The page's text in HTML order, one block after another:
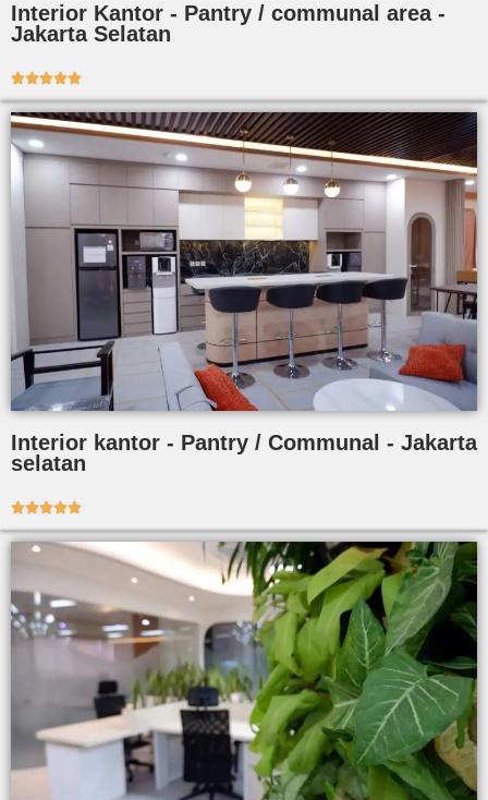
Interior Kantor - Pantry / communal area -
Jakarta Selatan

Interior kantor - Pantry / Communal - Jakarta
selatan
